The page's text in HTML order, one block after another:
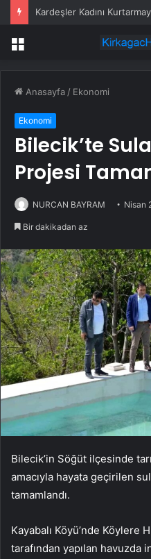
Kardeşler Kadını
Menü
Anasayfa / Ekonomi
Ekonomi
Bilecik’te
Projesi
NURCAN BAYRAM Nisan
Bir dakikadan az
Bilecik’in Söğüt ilçesinde
amacıyla hayata geçirilen
tamamlandı.
Kayabalı Köyü’nde Köylere
tarafından yapılan